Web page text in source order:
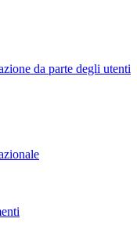
da parte degli utenti